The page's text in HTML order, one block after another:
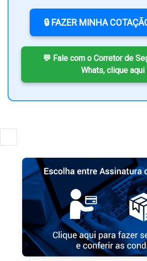
🔒 FAZER MINHA
💬 Fale com o Corretor de
Whats, clique aqui